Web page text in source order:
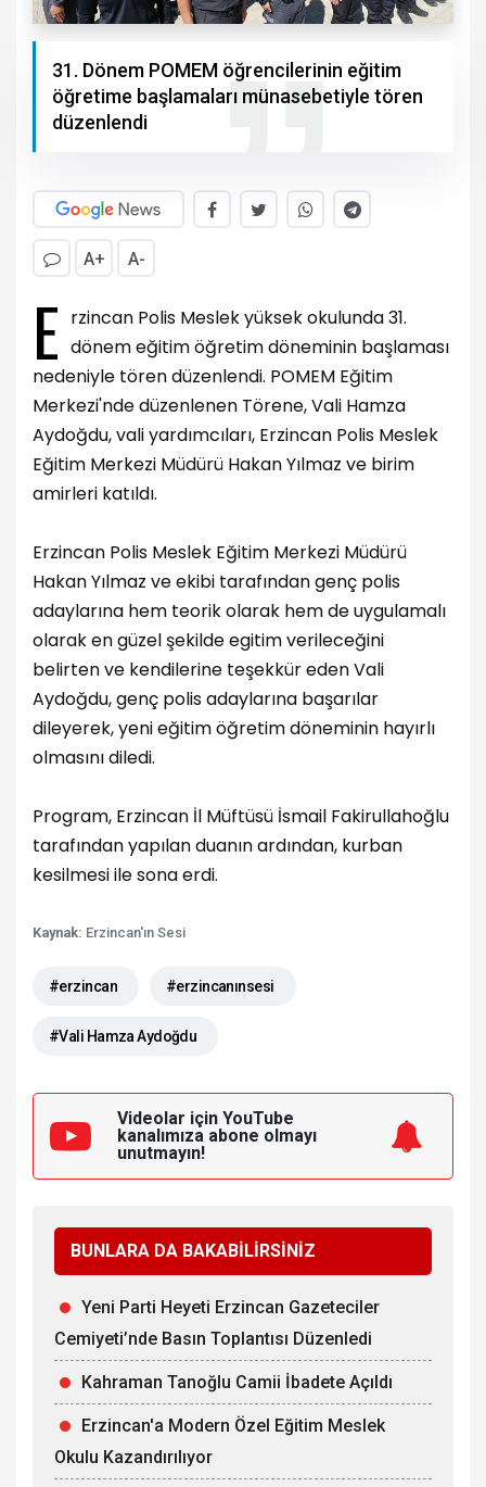
31. Dönem POMEM öğrencilerinin eğitim
öğretime başlamaları münasebetiyle tören
düzenlendi
A+ A-
E rzincan Polis Meslek yüksek okulunda 31.
dönem eğitim öğretim döneminin başlaması
nedeniyle tören düzenlendi. POMEM Eğitim
Merkezi'nde düzenlenen Törene, Vali Hamza
Aydoğdu, vali yardımcıları, Erzincan Polis Meslek
Eğitim Merkezi Müdürü Hakan Yılmaz ve birim
amirleri katıldı.
Erzincan Polis Meslek Eğitim Merkezi Müdürü
Hakan Yılmaz ve ekibi tarafından genç polis
adaylarına hem teorik olarak hem de uygulamalı
olarak en güzel şekilde egitim verileceğini
belirten ve kendilerine teşekkür eden Vali
Aydoğdu, genç polis adaylarına başarılar
dileyerek, yeni eğitim öğretim döneminin hayırlı
olmasını diledi.
Program, Erzincan İl Müftüsü İsmail Fakirullahoğlu
tarafından yapılan duanın ardından, kurban
kesilmesi ile sona erdi.
Kaynak: Erzincan'ın Sesi
#erzincan #erzincanınsesi
#Vali Hamza Aydoğdu
Videolar için YouTube
kanalımıza abone olmayı
unutmayın!
BUNLARA DA BAKABİLİRSİNİZ
Yeni Parti Heyeti Erzincan Gazeteciler
Cemiyeti’nde Basın Toplantısı Düzenledi
Kahraman Tanoğlu Camii İbadete Açıldı
Erzincan'a Modern Özel Eğitim Meslek
Okulu Kazandırılıyor